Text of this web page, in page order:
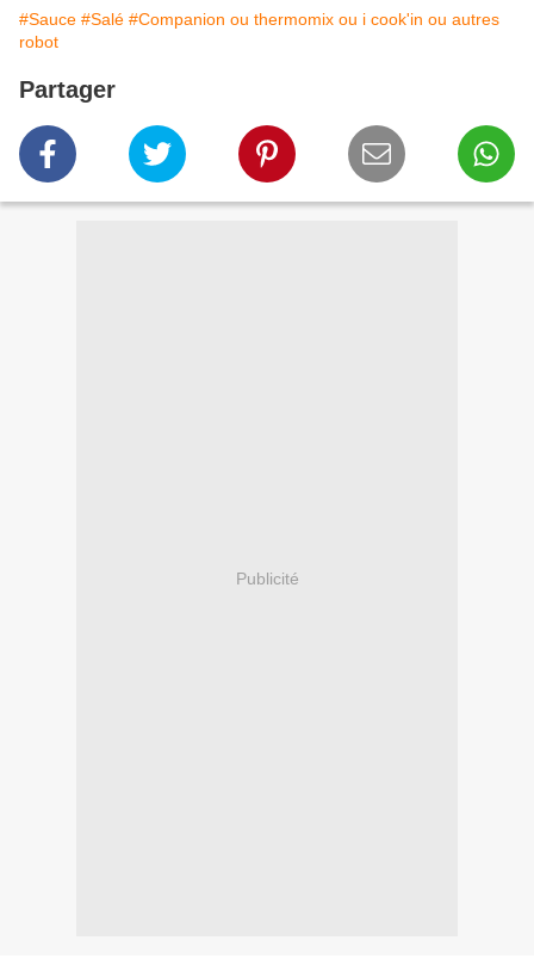
#Sauce #Salé #Companion ou thermomix ou i cook'in ou autres
robot
Partager
Publicité